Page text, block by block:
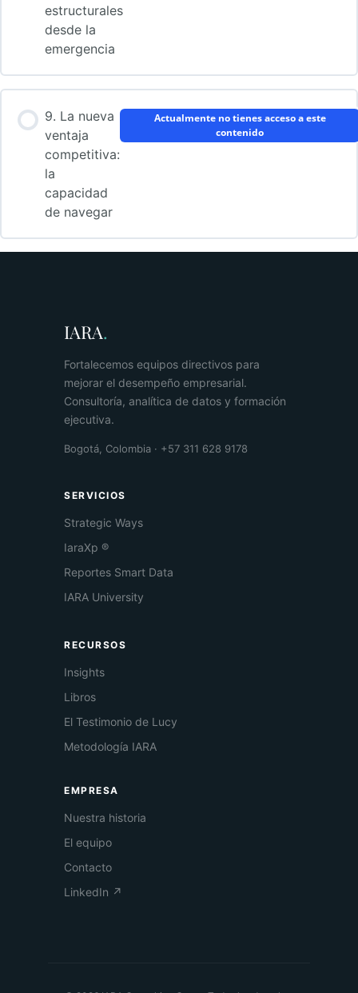
estructurales
desde la
emergencia
9. La nueva
ventaja
competitiva:
la
capacidad
de navegar
Actualmente no tienes acceso a este
contenido
IARA.
Fortalecemos equipos directivos para
mejorar el desempeño empresarial.
Consultoría, analítica de datos y formación
ejecutiva.
Bogotá, Colombia · +57 311 628 9178
SERVICIOS
Strategic Ways
IaraXp ®
Reportes Smart Data
IARA University
RECURSOS
Insights
Libros
El Testimonio de Lucy
Metodología IARA
EMPRESA
Nuestra historia
El equipo
Contacto
LinkedIn ↗